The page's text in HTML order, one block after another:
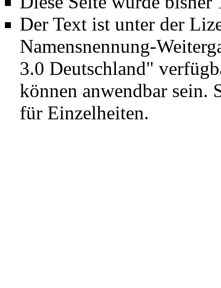
Der Text ist unter der
Namensnennung-
3.0 Deutschland"
können anwendbar sein.
für Einzelheiten.